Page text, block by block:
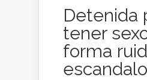
Detenida
tener
forma